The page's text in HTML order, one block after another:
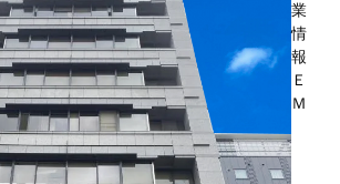
業
情
報
Ｅ
Ｍ